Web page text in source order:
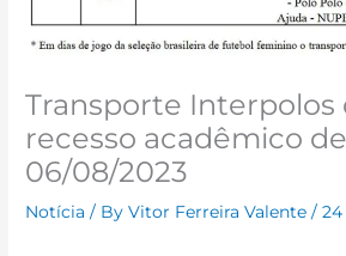
Transporte Interpolos
recesso acadêmico
06/08/2023
Notícia / ByVitor Ferreira Valente/24